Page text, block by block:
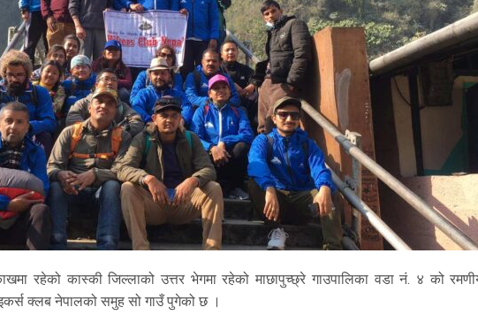
रहेको कास्की जिल्लाको उत्तर भेगमा रहेको माछापुच्छ्रे गाउपालिका वडा नं. ४ को
क्लब नेपालको समुह सो गाउँ पुगेको छ ।